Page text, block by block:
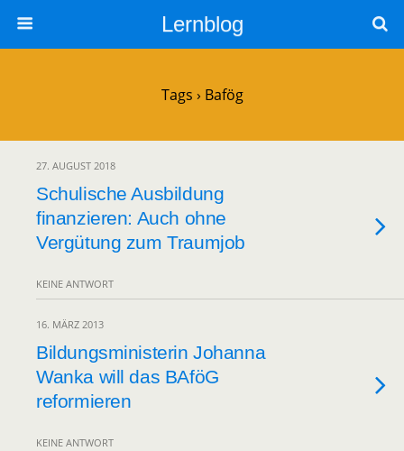
Lernblog
Tags › Bafög
27. AUGUST 2018
Schulische Ausbildung
finanzieren: Auch ohne
Vergütung zum Traumjob
KEINE ANTWORT
16. MÄRZ 2013
Bildungsministerin Johanna
Wanka will das BAföG
reformieren
KEINE ANTWORT